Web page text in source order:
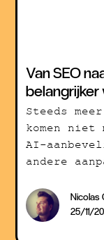
Van SEO
belangrijker
Steeds
komen niet
AI-
andere
Nicolas
25/11/